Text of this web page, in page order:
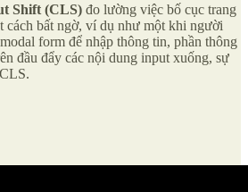
Shift (CLS) đo lường việc bố cục trang
cách bất ngờ, ví dụ như một khi người
form để nhập thông tin, phần thông
đầu đẩy các nội dung input xuống, sự